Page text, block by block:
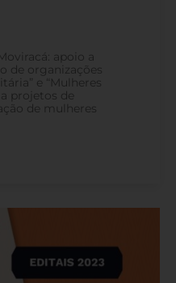
apoio a
de organizações
e “Mulheres
projetos de
de mulheres